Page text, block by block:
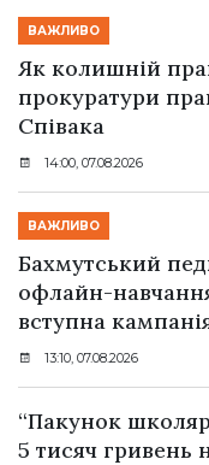
ВАЖЛИВО
Як колишній
прокуратури
Співака
14:00, 07.08.2026
ВАЖЛИВО
Бахмутський
офлайн-
вступна
13:10, 07.08.2026
“Пакунок
5 тисяч гривень